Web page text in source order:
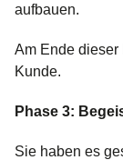
aufbauen.
Am Ende dieser
Kunde.
Phase 3:
Sie haben es